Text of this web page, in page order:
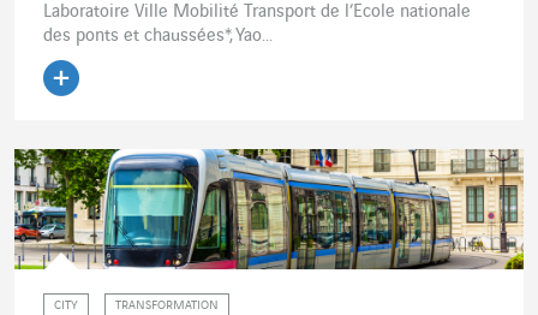
Laboratoire Ville Mobilité Transport de l’Ecole nationale
des ponts et chaussées*, Yao...
CITY TRANSFORMATION